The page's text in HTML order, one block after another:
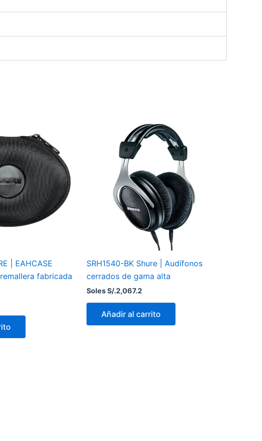
| EAHCASE
fabricada
SRH1540-BK Shure | Audífonos
cerrados de gama alta
Soles S/.2,067.2
Añadir al carrito